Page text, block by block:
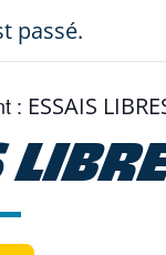
passé.
: ESSAIS